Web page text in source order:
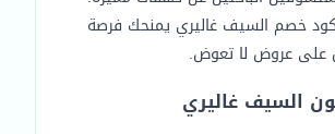
خصم السيف غاليري يمنحك فرصة
على عروض لا تعوض.
السيف غاليري